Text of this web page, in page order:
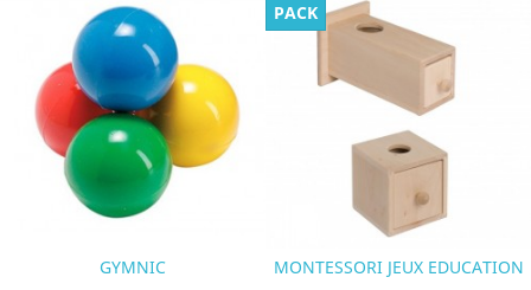
GYMNIC
PACK
MONTESSORI JEUX EDUCATION